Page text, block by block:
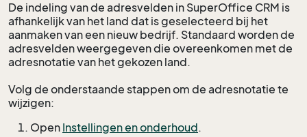
De indeling van de adresvelden in SuperOffice CRM is
afhankelijk van het land dat is geselecteerd bij het
aanmaken van een nieuw bedrijf. Standaard worden de
adresvelden weergegeven die overeenkomen met de
adresnotatie van het gekozen land.
Volg de onderstaande stappen om de adresnotatie te
wijzigen:
Open Instellingen en onderhoud.